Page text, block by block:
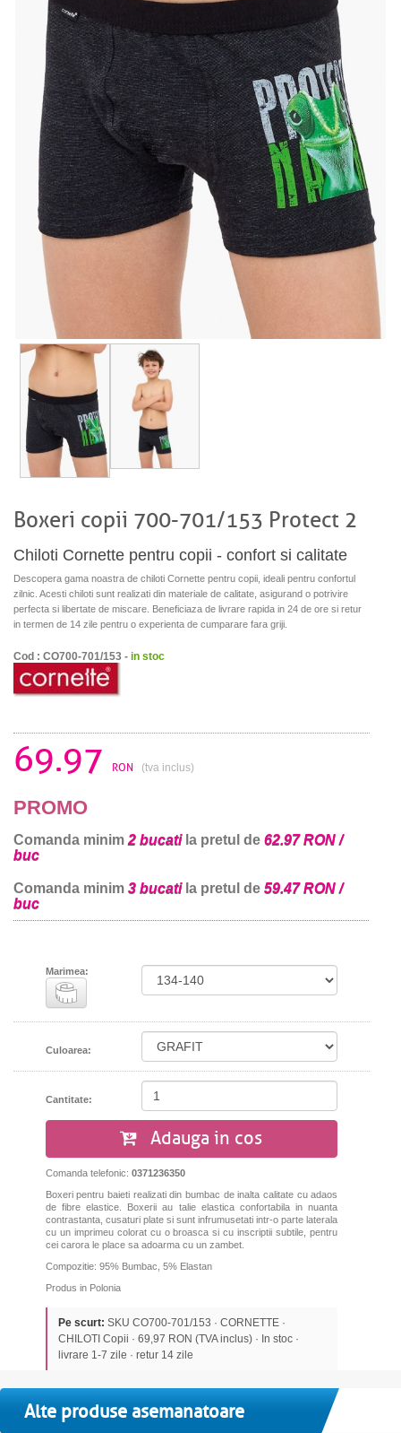
Boxeri copii 700-701/153 Protect 2
Chiloti Cornette pentru copii - confort si calitate
Descopera gama noastra de chiloti Cornette pentru copii, ideali pentru confortul
zilnic. Acesti chiloti sunt realizati din materiale de calitate, asigurand o potrivire
perfecta si libertate de miscare. Beneficiaza de livrare rapida in 24 de ore si retur
in termen de 14 zile pentru o experienta de cumparare fara griji.
Cod : CO700-701/153 - in stoc
69.97 RON (tva inclus)
PROMO
Comanda minim 2 bucatila pretul de 62.97 RON /
buc
Comanda minim 3 bucatila pretul de 59.47 RON /
buc
Marimea:
Culoarea:
Cantitate:
Adauga in cos
Comanda telefonic: 0371236350
Boxeri pentru baieti realizati din bumbac de inalta calitate cu adaos
de fibre elastice. Boxerii au talie elastica confortabila in nuanta
contrastanta, cusaturi plate si sunt infrumusetati intr-o parte laterala
cu un imprimeu colorat cu o broasca si cu inscriptii subtile, pentru
cei carora le place sa adoarma cu un zambet.
Compozitie: 95% Bumbac, 5% Elastan
Produs in Polonia
Pe scurt: SKU CO700-701/153 · CORNETTE ·
CHILOTI Copii · 69,97 RON (TVA inclus) · In stoc ·
livrare 1-7 zile · retur 14 zile
Alte produse asemanatoare